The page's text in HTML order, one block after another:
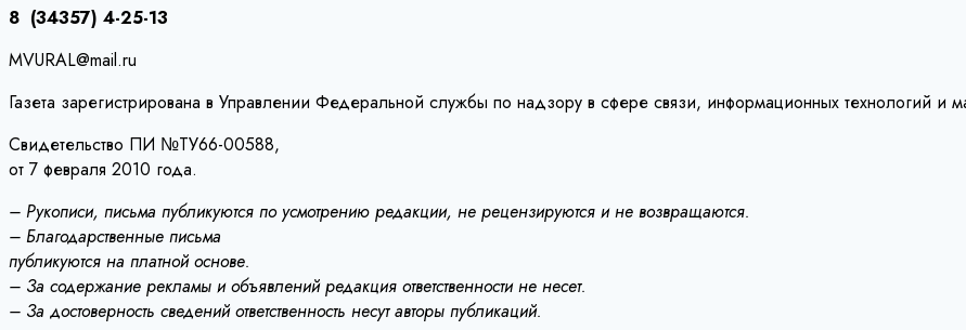
8 (34357) 4-25-13
MVURAL@mail.ru
Газета зарегистрирована в Управлении Федеральной службы по надзору в сфере связи, информационных технологий и
Свидетельство ПИ №ТУ66-00588,
от 7 февраля 2010 года.
– Рукописи, письма публикуются по усмотрению редакции, не рецензируются и не возвращаются.
– Благодарственные письма
публикуются на платной основе.
– За содержание рекламы и объявлений редакция ответственности не несет.
– За достоверность сведений ответственность несут авторы публикаций.